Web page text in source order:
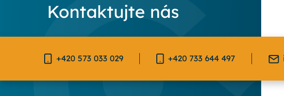
Kontaktujte nás
+420 573 033 029 +420 733 644 497